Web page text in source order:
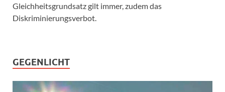
Gleichheitsgrundsatz gilt immer, zudem das
Diskriminierungsverbot.
GEGENLICHT